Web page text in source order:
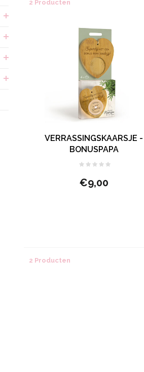
2 Producten
VERRASSINGSKAARSJE -
BONUSPAPA
€9,00
2 Producten